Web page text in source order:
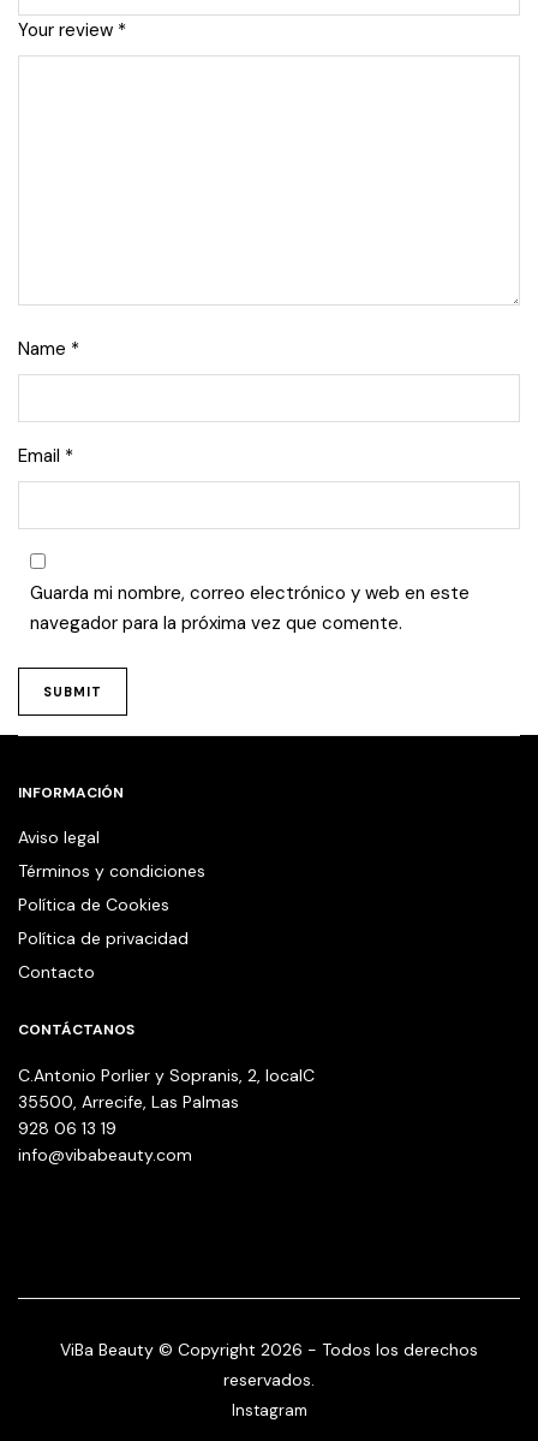
Your review *
Name *
Email *
Guarda mi nombre, correo electrónico y web en este
navegador para la próxima vez que comente.
INFORMACIÓN
Aviso legal
Términos y condiciones
Política de Cookies
Política de privacidad
Contacto
CONTÁCTANOS
C.Antonio Porlier y Sopranis, 2, localC
35500, Arrecife, Las Palmas
928 06 13 19
info@vibabeauty.com
ViBa Beauty © Copyright 2026 - Todos los derechos
reservados.
Instagram